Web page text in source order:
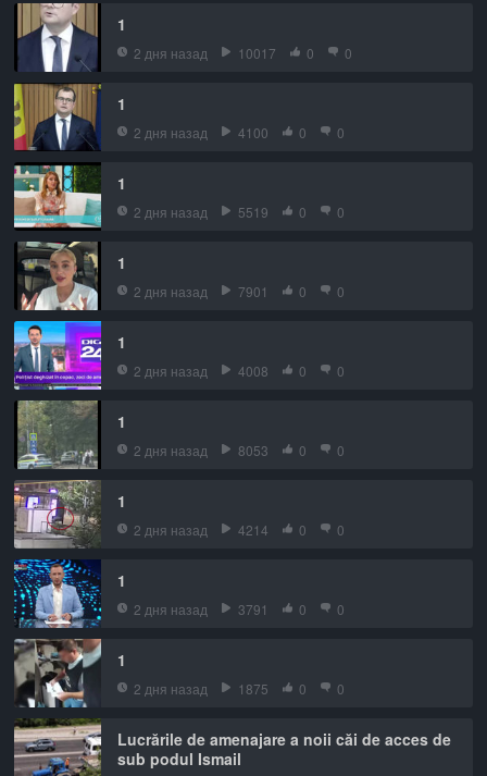
1
2 дня назад 10017 0 0
1
2 дня назад 4100 0 0
1
2 дня назад 5519 0 0
1
2 дня назад 7901 0 0
1
2 дня назад 4008 0 0
1
2 дня назад 8053 0 0
1
2 дня назад 4214 0 0
1
2 дня назад 3791 0 0
1
2 дня назад 1875 0 0
Lucrările de amenajare a noii căi de acces de
sub podul Ismail